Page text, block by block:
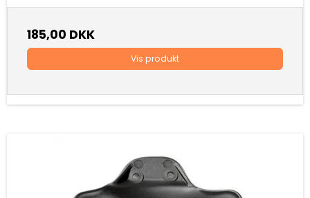
185,00 DKK
Vis produkt